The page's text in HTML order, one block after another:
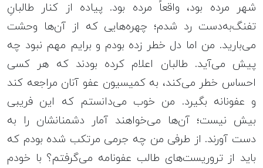
شهر مرده بود، واقعاً مرده بود. پیاده از کنار طالبانِ
تفنگ‌به‌دست رد شدم؛ چهره‌هایی که از آن‌ها وحشت
می‌بارید. من اما دل خطر زده بودم و برایم مهم نبود چه
پیش می‌آید. طالبان اعلام کرده بودند که هر کسی
احساس خطر می‌کند، به کمیسیون عفو آنان مراجعه کند
و عفونانه‌ بگیرد. من خوب می‌دانستم که این فریبی
بیش نیست؛ آن‌ها می‌خواهند آمار دشمنانشان را به
دست آورند. از طرفی من چه جرمی مرتکب شده بودم که
باید از تروریست‌های طالب عفونامه می‌گرفتم؟ با خودم